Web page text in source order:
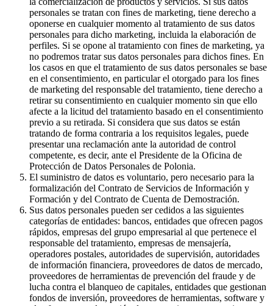
personales se tratan con fines de marketing, tiene derecho a
oponerse en cualquier momento al tratamiento de sus datos
personales para dicho marketing, incluida la elaboración de
perfiles. Si se opone al tratamiento con fines de marketing, ya
no podremos tratar sus datos personales para dichos fines. En
los casos en que el tratamiento de sus datos personales se base
en el consentimiento, en particular el otorgado para los fines
de marketing del responsable del tratamiento, tiene derecho a
retirar su consentimiento en cualquier momento sin que ello
afecte a la licitud del tratamiento basado en el consentimiento
previo a su retirada. Si considera que sus datos se están
tratando de forma contraria a los requisitos legales, puede
presentar una reclamación ante la autoridad de control
competente, es decir, ante el Presidente de la Oficina de
Protección de Datos Personales de Polonia.
El suministro de datos es voluntario, pero necesario para la
formalización del Contrato de Servicios de Información y
Formación y del Contrato de Cuenta de Demostración.
Sus datos personales pueden ser cedidos a las siguientes
categorías de entidades: bancos, entidades que ofrecen pagos
rápidos, empresas del grupo empresarial al que pertenece el
responsable del tratamiento, empresas de mensajería,
operadores postales, autoridades de supervisión, autoridades
de información financiera, proveedores de datos de mercado,
proveedores de herramientas de prevención del fraude y de
lucha contra el blanqueo de capitales, entidades que gestionan
fondos de inversión, proveedores de herramientas, software y